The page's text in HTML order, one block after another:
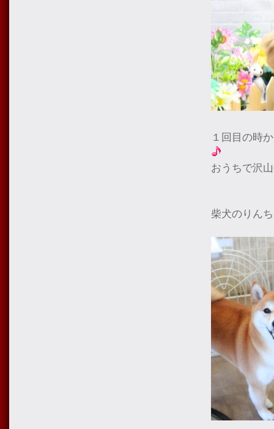
１回目の時
おうちで沢
柴犬のりん